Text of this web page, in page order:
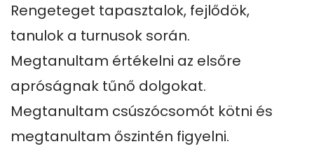
Rengeteget tapasztalok, fejlődök,
tanulok a turnusok során.
Megtanultam értékelni az elsőre
apróságnak tűnő dolgokat.
Megtanultam csúszócsomót kötni és
megtanultam őszintén figyelni.